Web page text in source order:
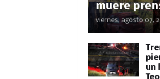
muere
viernes, agosto 07,
un